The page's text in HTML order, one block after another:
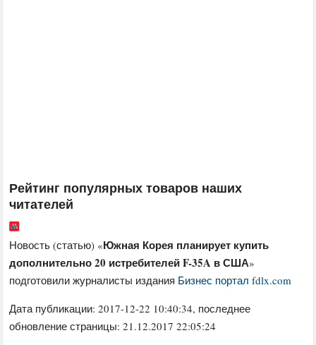
Рейтинг популярных товаров наших
читателей
Новость (статью) «Южная Корея планирует купить
дополнительно 20 истребителей F-35A в США»
подготовили журналисты издания Бизнес портал fdlx.com
Дата публикации:2017-12-22 10:40:34, последнее
обновление страницы: 21.12.2017 22:05:24